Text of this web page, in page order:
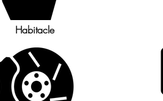
Habitacle